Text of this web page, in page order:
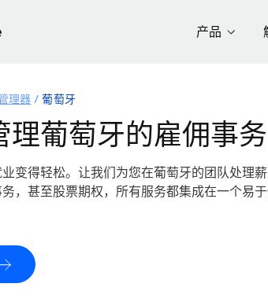
产品
理器 葡萄牙
理葡萄牙的雇佣事务
变得轻松。让我们为您在葡萄牙的团队处理薪
，甚至股票期权，所有服务都集成在一个易